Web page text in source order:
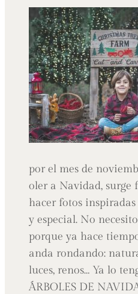
a
CELIA
por el mes de
oler a Navidad, surge
hacer fotos
y especial. No
porque ya hace
anda rondando:
luces, renos… Ya lo
ÁRBOLES DE